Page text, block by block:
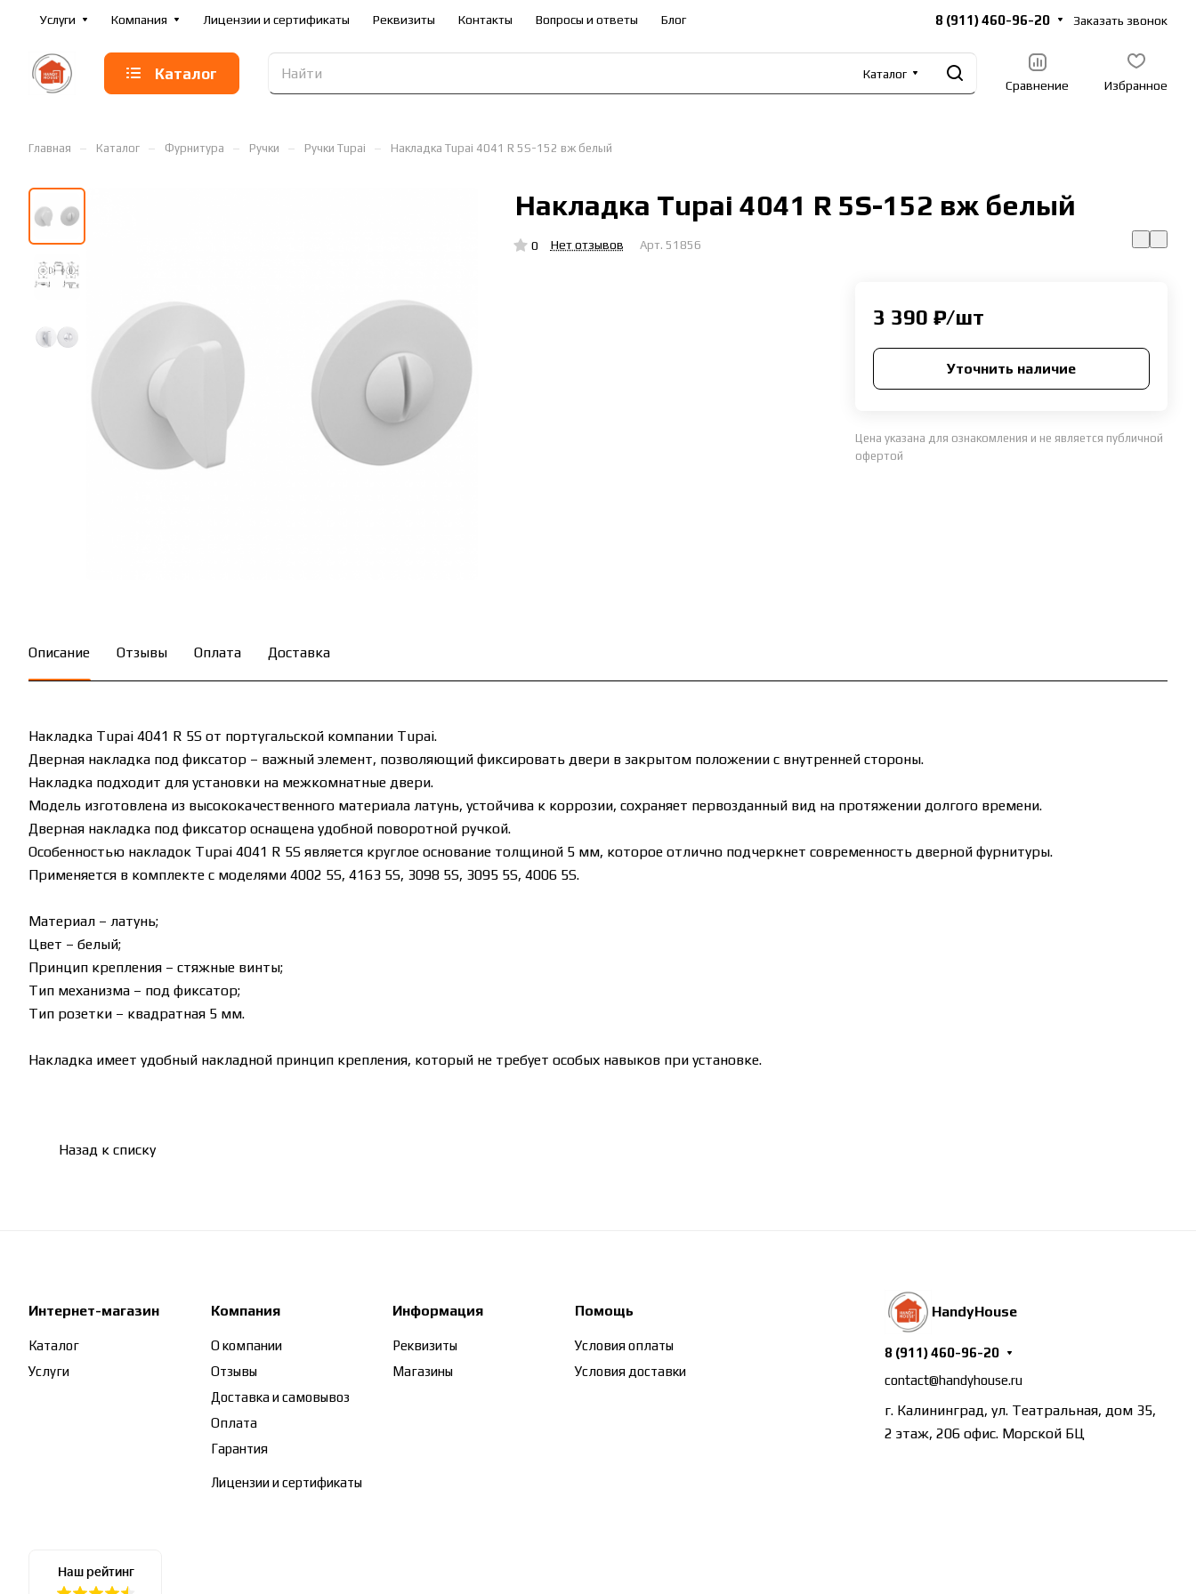
Услуги Компания Лицензии и сертификаты Реквизиты Контакты Вопросы и ответы Блог 8 (911) 460-96-20 Заказать звонок
Каталог
Каталог
Сравнение
Избранное
Главная – Каталог – Фурнитура – Ручки – Ручки Tupai – Накладка Tupai 4041 R 5S-152 вж белый
Накладка Tupai 4041 R 5S-152 вж белый
0 Нет отзывов Арт. 51856
3 390 ₽/шт
Уточнить наличие
Цена указана для ознакомления и не является публичной
офертой
Описание Отзывы Оплата Доставка
Накладка Tupai 4041 R 5S от португальской компании Tupai.
Дверная накладка под фиксатор – важный элемент, позволяющий фиксировать двери в закрытом положении с внутренней стороны.
Накладка подходит для установки на межкомнатные двери.
Модель изготовлена из высококачественного материала латунь, устойчива к коррозии, сохраняет первозданный вид на протяжении долгого времени.
Дверная накладка под фиксатор оснащена удобной поворотной ручкой.
Особенностью накладок Tupai 4041 R 5S является круглое основание толщиной 5 мм, которое отлично подчеркнет современность дверной фурнитуры.
Применяется в комплекте с моделями 4002 5S, 4163 5S, 3098 5S, 3095 5S, 4006 5S.
Материал – латунь;
Цвет – белый;
Принцип крепления – стяжные винты;
Тип механизма – под фиксатор;
Тип розетки – квадратная 5 мм.
Накладка имеет удобный накладной принцип крепления, который не требует особых навыков при установке.
Назад к списку
Интернет-магазин
Каталог
Услуги
Компания
О компании
Отзывы
Доставка и самовывоз
Оплата
Гарантия
Лицензии и сертификаты
Информация
Реквизиты
Магазины
Помощь
Условия оплаты
Условия доставки
HandyHouse
8 (911) 460-96-20
contact@handyhouse.ru
г. Калининград, ул. Театральная, дом 35,
2 этаж, 206 офис. Морской БЦ